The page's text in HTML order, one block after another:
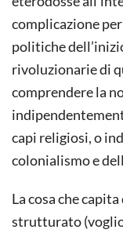
complicazione
politiche
rivoluzionarie di
comprendere la
capi religiosi, o
colonialismo e
La cosa che
strutturato